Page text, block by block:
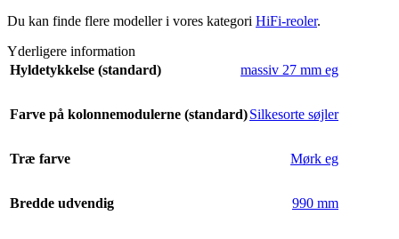
Du kan finde flere modeller i vores kategori HiFi-reoler.
Yderligere information
Hyldetykkelse (standard)
massiv 27 mm eg
Farve på kolonnemodulerne (standard)Silkesorte søjler
Træ farve Mørk eg
Bredde udvendig 990 mm